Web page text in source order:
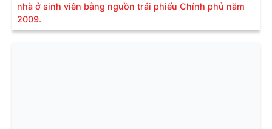
nhà ở sinh viên bằng nguồn trái phiếu Chính phủ năm
2009.